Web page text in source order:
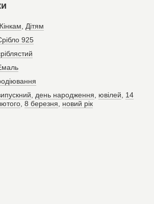
Дітям
925
день народження ювілей
14
8 березня новий рік